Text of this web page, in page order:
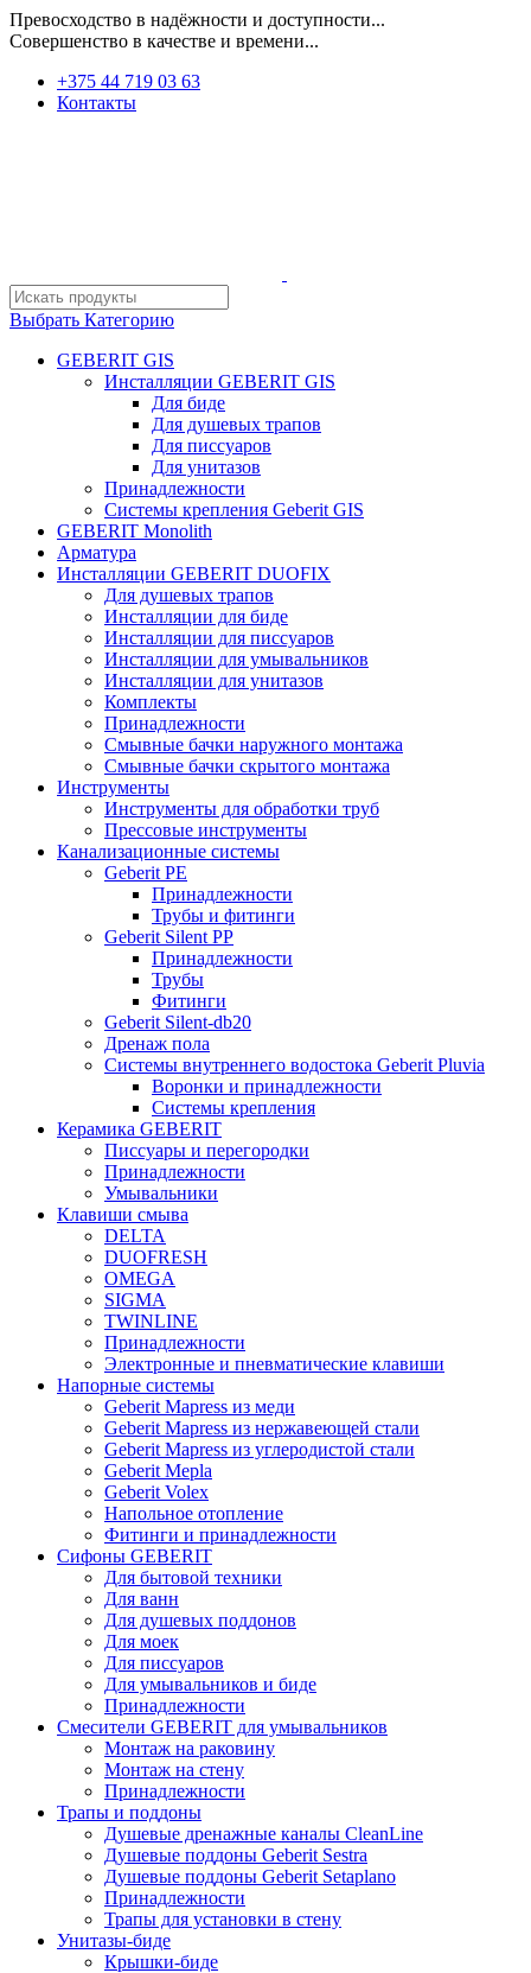
Превосходство в надёжности и доступности...
Совершенство в качестве и времени...
+375 44 719 03 63
Контакты
Выбрать Категорию
GEBERIT GIS
Инсталляции GEBERIT GIS
Для биде
Для душевых трапов
Для писсуаров
Для унитазов
Принадлежности
Системы крепления Geberit GIS
GEBERIT Monolith
Арматура
Инсталляции GEBERIT DUOFIX
Для душевых трапов
Инсталляции для биде
Инсталляции для писсуаров
Инсталляции для умывальников
Инсталляции для унитазов
Комплекты
Принадлежности
Смывные бачки наружного монтажа
Смывные бачки скрытого монтажа
Инструменты
Инструменты для обработки труб
Прессовые инструменты
Канализационные системы
Geberit PE
Принадлежности
Трубы и фитинги
Geberit Silent PP
Принадлежности
Трубы
Фитинги
Geberit Silent-db20
Дренаж пола
Системы внутреннего водостока Geberit Pluvia
Воронки и принадлежности
Системы крепления
Керамика GEBERIT
Писсуары и перегородки
Принадлежности
Умывальники
Клавиши смыва
DELTA
DUOFRESH
OMEGA
SIGMA
TWINLINE
Принадлежности
Электронные и пневматические клавиши
Напорные системы
Geberit Mapress из меди
Geberit Mapress из нержавеющей стали
Geberit Mapress из углеродистой стали
Geberit Mepla
Geberit Volex
Напольное отопление
Фитинги и принадлежности
Сифоны GEBERIT
Для бытовой техники
Для ванн
Для душевых поддонов
Для моек
Для писсуаров
Для умывальников и биде
Принадлежности
Смесители GEBERIT для умывальников
Монтаж на раковину
Монтаж на стену
Принадлежности
Трапы и поддоны
Душевые дренажные каналы CleanLine
Душевые поддоны Geberit Sestra
Душевые поддоны Geberit Setaplano
Принадлежности
Трапы для установки в стену
Унитазы-биде
Крышки-биде